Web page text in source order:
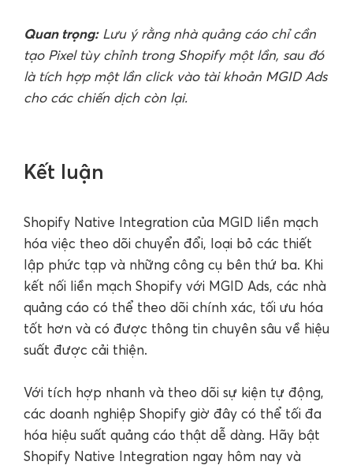
Quan trọng:Lưu ý rằng nhà quảng cáo chỉ cần
tạo Pixel tùy chỉnh trong Shopify một lần, sau đó
là tích hợp một lần click vào tài khoản MGID Ads
cho các chiến dịch còn lại.
Kết luận
Shopify Native Integration của MGID liền mạch
hóa việc theo dõi chuyển đổi, loại bỏ các thiết
lập phức tạp và những công cụ bên thứ ba. Khi
kết nối liền mạch Shopify với MGID Ads, các nhà
quảng cáo có thể theo dõi chính xác, tối ưu hóa
tốt hơn và có được thông tin chuyên sâu về hiệu
suất được cải thiện.
Với tích hợp nhanh và theo dõi sự kiện tự động,
các doanh nghiệp Shopify giờ đây có thể tối đa
hóa hiệu suất quảng cáo thật dễ dàng. Hãy bật
Shopify Native Integration ngay hôm nay và